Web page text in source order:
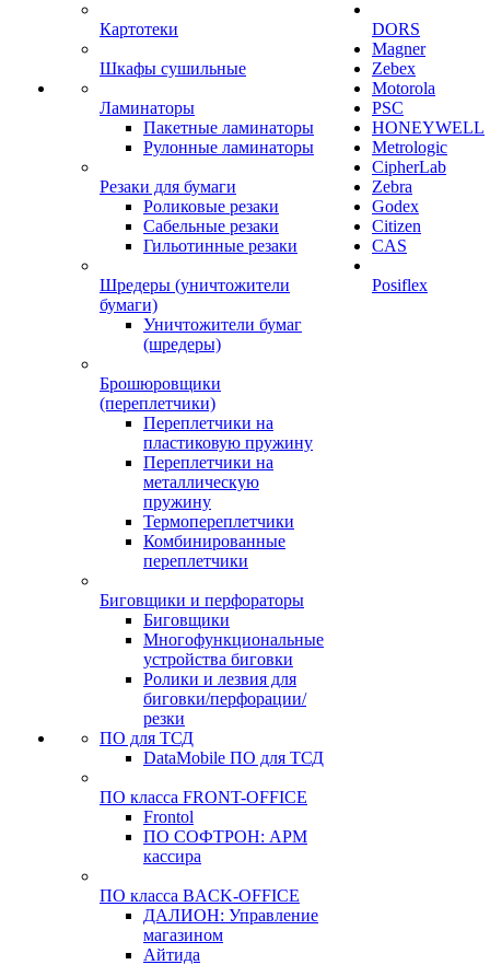
Картотеки
Шкафы сушильные
Ламинаторы
Пакетные ламинаторы
Рулонные ламинаторы
Резаки для бумаги
Роликовые резаки
Сабельные резаки
Гильотинные резаки
Шредеры (уничтожители
бумаги)
Уничтожители бумаг
(шредеры)
Брошюровщики
(переплетчики)
Переплетчики на
пластиковую пружину
Переплетчики на
металлическую
пружину
Термопереплетчики
Комбинированные
переплетчики
Биговщики и перфораторы
Биговщики
Многофункциональные
устройства биговки
Ролики и лезвия для
биговки/перфорации/
резки
ПО для ТСД
DataMobile ПО для ТСД
ПО класса FRONT-OFFICE
Frontol
ПО СОФТРОН: АРМ
кассира
ПО класса BACK-OFFICE
ДАЛИОН: Управление
магазином
Айтида
DORS
Magner
Zebex
Motorola
PSC
HONEYWELL
Metrologic
CipherLab
Zebra
Godex
Citizen
CAS
Posiflex